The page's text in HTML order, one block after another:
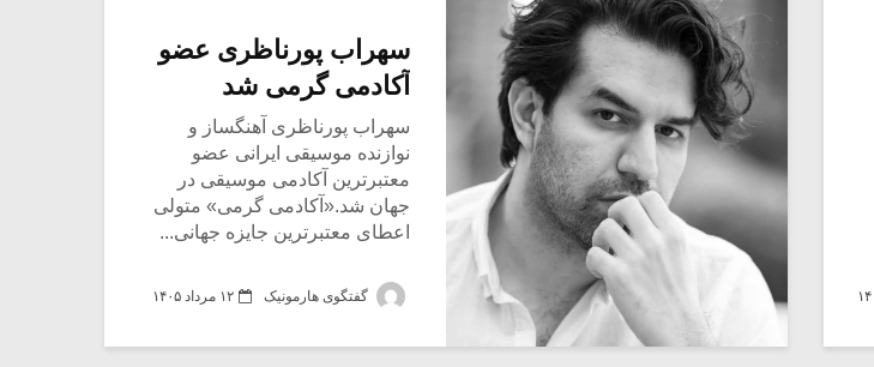
سهراب پورناظری عضو
آکادمی گرمی شد
سهراب پورناظری آهنگساز و
نوازنده موسیقی ایرانی عضو
معتبرترین آکادمی موسیقی در
جهان شد.«آکادمی گرمی» متولی
اعطای معتبرترین جایزه جهانی...
گفتگوی هارمونیک ۱۲ مرداد ۱۴۰۵
میکلوش روژا
یادداشتی بر موسیقی
متن فیلم «متری